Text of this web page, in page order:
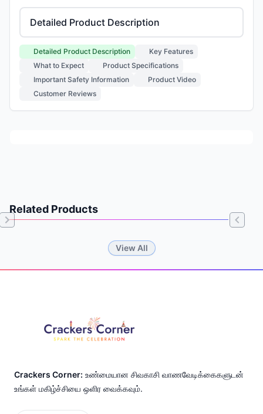
Select product information section
Detailed Product Description
Key Features
What to Expect
Product Specifications
Important Safety Information
Product Video
Customer Reviews
Related Products
View All
of
Crackers Corner: உண்மையான சிவகாசி வாணவேடிக்கைகளுடன்
உங்கள் மகிழ்ச்சியை ஒளிர வைக்கவும்.